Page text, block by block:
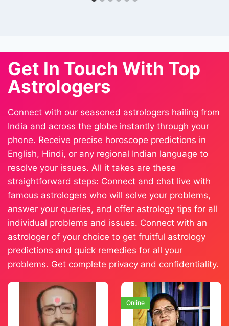
Get In Touch With Top
Astrologers
Connect with our seasoned astrologers hailing from
India and across the globe instantly through your
phone. Receive precise horoscope predictions in
English, Hindi, or any regional Indian language to
resolve your issues. All it takes are these
straightforward steps: Connect and chat live with
famous astrologers who will solve your problems,
answer your queries, and offer astrology tips for all
individual problems and issues. Connect with an
astrologer of your choice to get fruitful astrology
predictions and quick remedies for all your
problems. Get complete privacy and confidentiality.
Online